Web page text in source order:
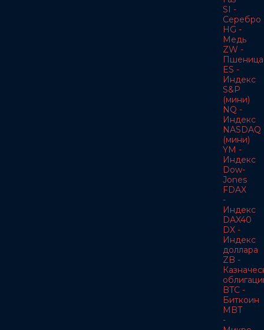
SI -
Серебро
HG -
Медь
ZW -
Пшеница
ES -
Индекс
S&P
(мини)
NQ -
Индекс
NASDAQ
(мини)
YM -
Индекс
Dow-
Jones
FDAX
-
Индекс
DAX40
DX -
Индекс
доллара
ZB -
BTC -
Биткоин
MBT
-